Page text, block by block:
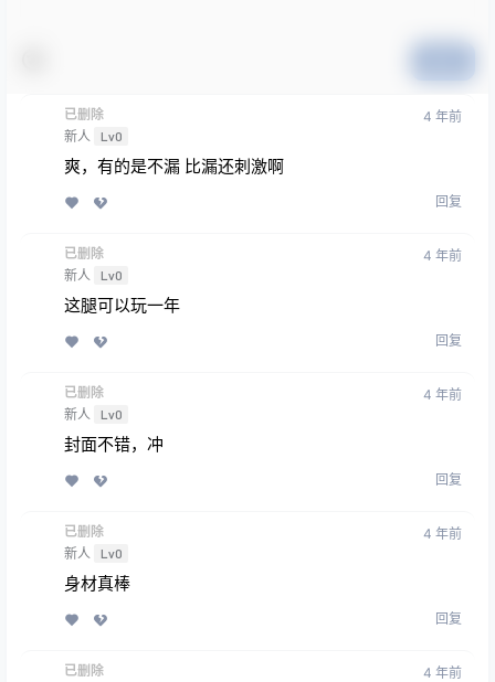
已删除
新人
Lv0
4 年前
爽，有的是不漏 比漏还刺激啊
回复
已删除
新人
Lv0
4 年前
这腿可以玩一年
回复
已删除
新人
Lv0
4 年前
封面不错，冲
回复
已删除
新人
Lv0
4 年前
身材真棒
回复
已删除
4 年前